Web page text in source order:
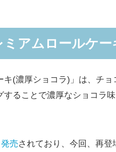
アムロールケー
(濃厚ショコラ)」は、チ
することで濃厚なショコラ
発売されており、今回、再登